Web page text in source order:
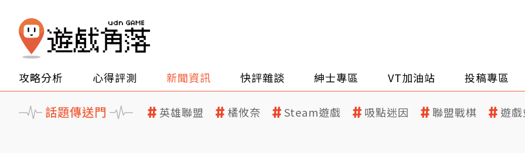
攻略分析 心得評測 新聞資訊 快評雜談 紳士專區 VT加油站 投稿專區
話題傳送門 英雄聯盟 橘攸奈 Steam遊戲 吸點迷因 聯盟戰棋 遊